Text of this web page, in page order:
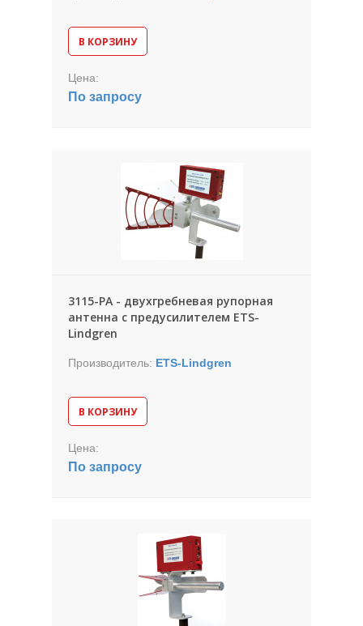
В КОРЗИНУ
Цена:
По запросу
3115-PA - двухгребневая рупорная
антенна с предусилителем ETS-
Lindgren
Производитель: ETS-Lindgren
В КОРЗИНУ
Цена:
По запросу